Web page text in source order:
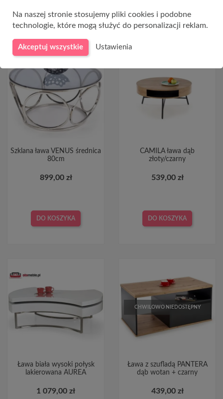
Szklana ława VENUS średnica
80cm
899,00 zł
DO KOSZYKA
CAMILA ława dąb
złoty/czarny
539,00 zł
DO KOSZYKA
Ława biała wysoki połysk
lakierowana AUREA
1 079,00 zł
CHWILOWO NIEDOSTĘPNY
Ława z szufladą PANTERA
dąb wotan + czarny
439,00 zł
Na naszej stronie stosujemy pliki cookies i podobne
technologie, które mogą służyć do personalizacji reklam.
Akceptuj wszystkie Ustawienia